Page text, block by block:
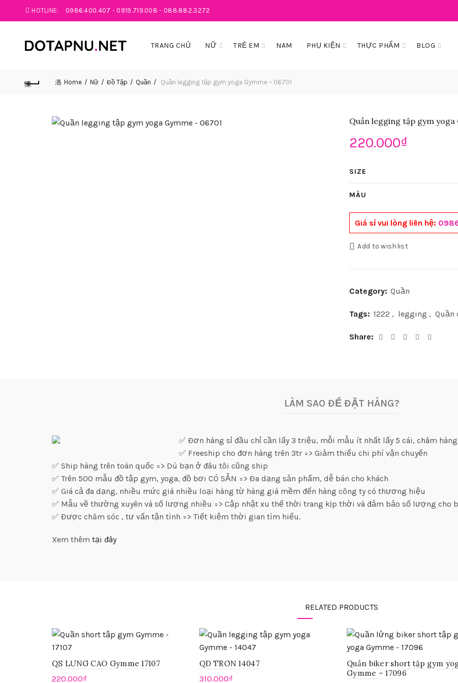
HOTLINE: 0986.400.407 - 0919.719.008 - 088.882.3272
TRANG CHỦ NỮ TRẺ EM NAM PHỤ KIỆN THỰC PHẨM BLOG
Home Nữ Đồ Tập Quần Quần legging tập gym yoga Gymme – 06701
Quần legging tập gym yoga
220.000₫
SIZE
MÀU
Giá sỉ vui lòng liên hệ:
Add to wishlist
Category: Quần
Tags: 1222 , legging , Quần
Share
LÀM SAO ĐỂ ĐẶT HÀNG?
✅ Đơn hàng sỉ đầu chỉ cần lấy 3 triệu, mỗi mẫu ít nhất lấy 5 cái, châm
✅ Freeship cho đơn hàng trên 3tr => Giảm thiểu chi phí vận chuyển
✅ Ship hàng trên toàn quốc => Dù bạn ở đâu tôi cũng ship
✅ Trên 500 mẫu đồ tập gym, yoga, đồ bơi CÓ SẴN => Đa dạng sản phẩm, dễ bán cho khách
✅ Giá cả đa dạng, nhiều mức giá nhiều loại hàng từ hàng giá mềm đến hàng công ty có thương hiệu
✅ Mẫu về thường xuyên và số lượng nhiều => Cập nhật xu thế thời trang kịp thời và đảm bảo số lượng cho
✅ Được chăm sóc , tư vấn tận tình => Tiết kiệm thời gian tìm hiểu.
Xem thêm tại đây
RELATED PRODUCTS
QS LƯNG CAO Gymme 17107
220.000₫
QD TRƠN 14047
310.000₫
Quần biker short tập gym
Gymme – 17096